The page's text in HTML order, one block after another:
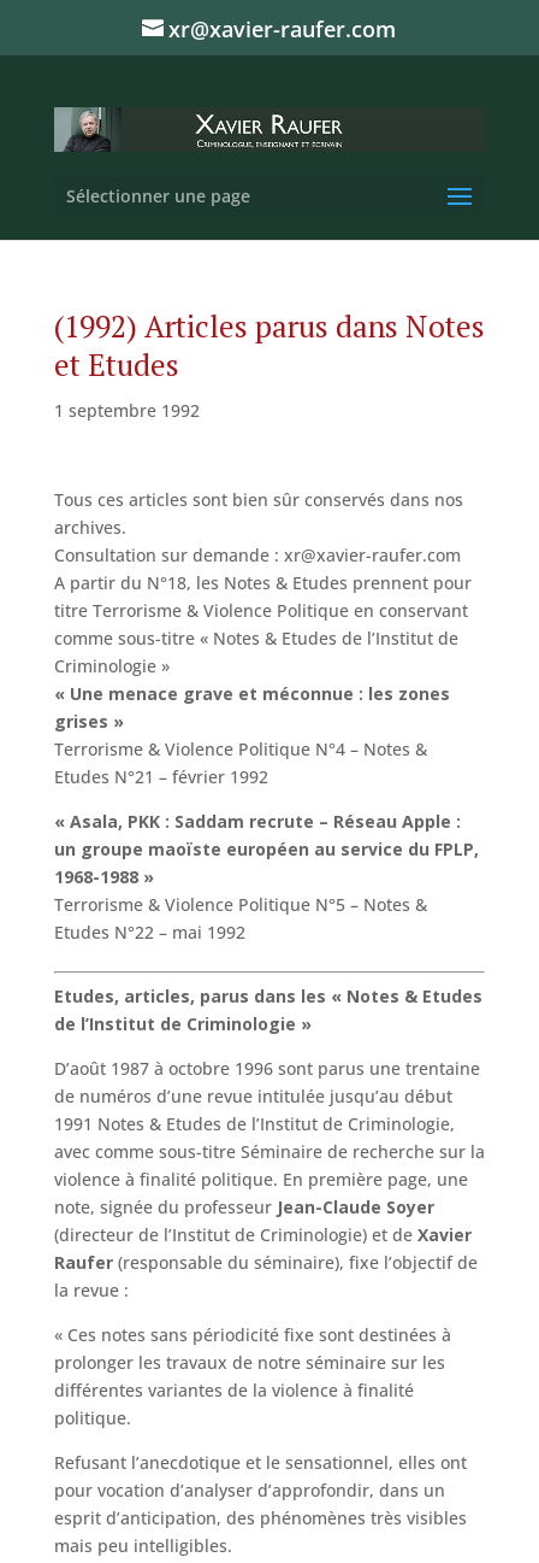
xr@xavier-raufer.com
Sélectionner une page
(1992) Articles parus dans Notes
et Etudes
1 septembre 1992
Tous ces articles sont bien sûr conservés dans nos
archives.
Consultation sur demande : xr@xavier-raufer.com
A partir du N°18, les Notes & Etudes prennent pour
titre Terrorisme & Violence Politique en conservant
comme sous-titre « Notes & Etudes de l’Institut de
Criminologie »
« Une menace grave et méconnue : les zones
grises »
Terrorisme & Violence Politique N°4 – Notes &
Etudes N°21 – février 1992
« Asala, PKK : Saddam recrute – Réseau Apple :
un groupe maoïste européen au service du FPLP,
1968-1988 »
Terrorisme & Violence Politique N°5 – Notes &
Etudes N°22 – mai 1992
Etudes, articles, parus dans les « Notes & Etudes
de l’Institut de Criminologie »
D’août 1987 à octobre 1996 sont parus une trentaine
de numéros d’une revue intitulée jusqu’au début
1991 Notes & Etudes de l’Institut de Criminologie,
avec comme sous-titre Séminaire de recherche sur la
violence à finalité politique. En première page, une
note, signée du professeur Jean-Claude Soyer
(directeur de l’Institut de Criminologie) et de Xavier
Raufer(responsable du séminaire), fixe l’objectif de
la revue :
« Ces notes sans périodicité fixe sont destinées à
prolonger les travaux de notre séminaire sur les
différentes variantes de la violence à finalité
politique.
Refusant l’anecdotique et le sensationnel, elles ont
pour vocation d’analyser d’approfondir, dans un
esprit d’anticipation, des phénomènes très visibles
mais peu intelligibles.